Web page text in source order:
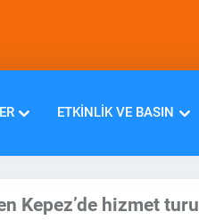
ETKINLIK VE BASIN
Kepez’de hizmet turu